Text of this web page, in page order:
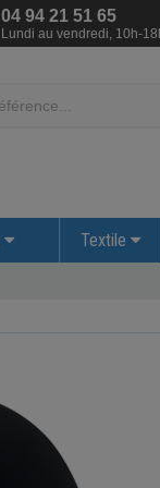
04 94 21 51 65
Lundi au vendredi, 10h-
Textile